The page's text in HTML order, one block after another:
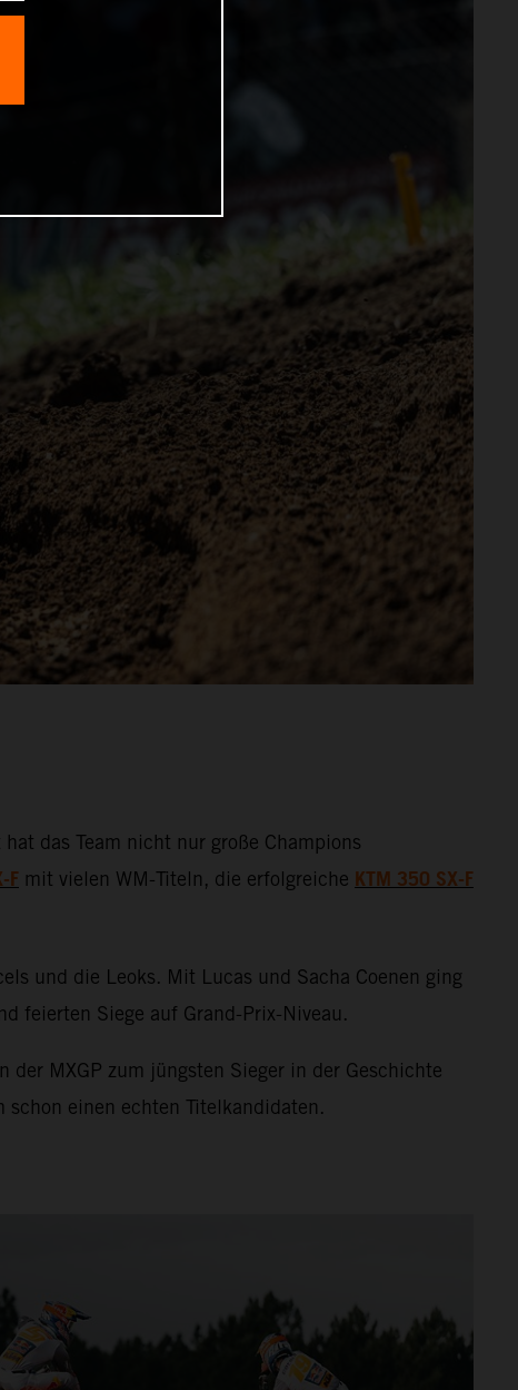
das Team nicht nur große Champions
F mit vielen WM-Titeln, die erfolgreiche KTM 350 SX-F
und die Leoks. Mit Lucas und Sacha Coenen ging
feierten Siege auf Grand-Prix-Niveau.
MXGP zum jüngsten Sieger in der Geschichte
einen echten Titelkandidaten.